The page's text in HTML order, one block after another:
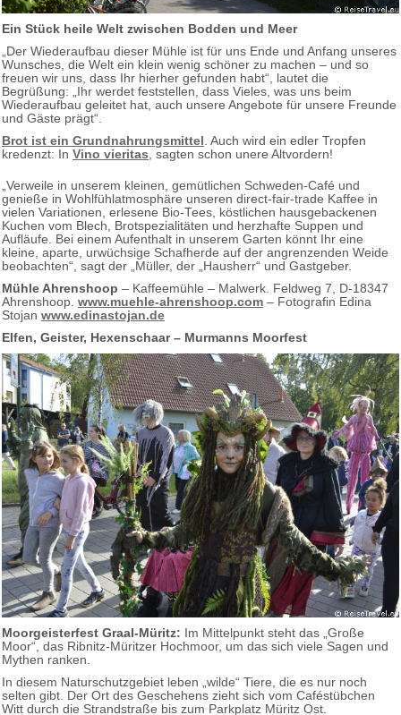
Ein Stück heile Welt zwischen Bodden und Meer
„Der Wiederaufbau dieser Mühle ist für uns Ende und Anfang unseres
Wunsches, die Welt ein klein wenig schöner zu machen – und so
freuen wir uns, dass Ihr hierher gefunden habt“, lautet die
Begrüßung: „Ihr werdet feststellen, dass Vieles, was uns beim
Wiederaufbau geleitet hat, auch unsere Angebote für unsere Freunde
und Gäste prägt“.
Brot ist ein Grundnahrungsmittel
. Auch wird ein edler Tropfen
kredenzt: In Vino vieritas , sagten schon unere Altvordern!
„Verweile in unserem kleinen, gemütlichen Schweden-Café und
genieße in Wohlfühlatmosphäre unseren direct-fair-trade Kaffee in
vielen Variationen, erlesene Bio-Tees, köstlichen hausgebackenen
Kuchen vom Blech, Brotspezialitäten und herzhafte Suppen und
Aufläufe. Bei einem Aufenthalt in unserem Garten könnt Ihr eine
kleine, aparte, urwüchsige Schafherde auf der angrenzenden Weide
beobachten“, sagt der „Müller, der „Hausherr“ und Gastgeber.
Mühle Ahrenshoop – Kaffeemühle – Malwerk. Feldweg 7, D-18347
Ahrenshoop. www.muehle-ahrenshoop.com – Fotografin Edina
Stojan www.edinastojan.de
Elfen, Geister, Hexenschaar – Murmanns Moorfest
Moorgeisterfest Graal-Müritz: Im Mittelpunkt steht das „Große
Moor“, das Ribnitz-Müritzer Hochmoor, um das sich viele Sagen und
Mythen ranken.
In diesem Naturschutzgebiet leben „wilde“ Tiere, die es nur noch
selten gibt. Der Ort des Geschehens zieht sich vom Caféstübchen
Witt durch die Strandstraße bis zum Parkplatz Müritz Ost.